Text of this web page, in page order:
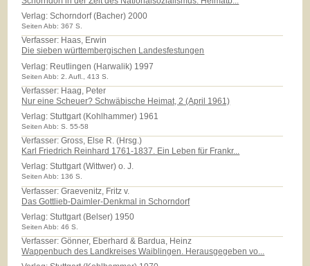
Verlag:Schorndorf (Bacher) 2000
Seiten Abb: 367 S.
Verfasser: Haas, Erwin
Die sieben württembergischen Landesfestungen
Verlag: Reutlingen (Harwalik) 1997
Seiten Abb: 2. Aufl., 413 S.
Verfasser: Haag, Peter
Nur eine Scheuer? Schwäbische Heimat, 2 (April 1961)
Verlag:Stuttgart (Kohlhammer) 1961
Seiten Abb: S. 55-58
Verfasser: Gross, Else R. (Hrsg.)
Karl Friedrich Reinhard 1761-1837. Ein Leben für Frankr...
Verlag:Stuttgart (Wittwer) o. J.
Seiten Abb: 136 S.
Verfasser: Graevenitz, Fritz v.
Das Gottlieb-Daimler-Denkmal in Schorndorf
Verlag:Stuttgart (Belser) 1950
Seiten Abb: 46 S.
Verfasser: Gönner, Eberhard & Bardua, Heinz
Wappenbuch des Landkreises Waiblingen. Herausgegeben vo...